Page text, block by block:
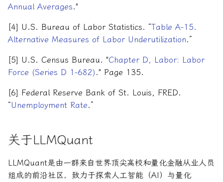
Annual Averages."
[4] U.S. Bureau of Labor Statistics. “Table A-15.
Alternative Measures of Labor Underutilization.”
[5] U.S. Census Bureau. "Chapter D, Labor: Labor
Force (Series D 1-682) ." Page 135.
[6] Federal Reserve Bank of St. Louis, FRED.
“Unemployment Rate.”
关于LLMQuant
LLMQuant是由一群来自世界顶尖高校和量化金融从业人员
组成的前沿社区，致力于探索人工智能（AI）与量化